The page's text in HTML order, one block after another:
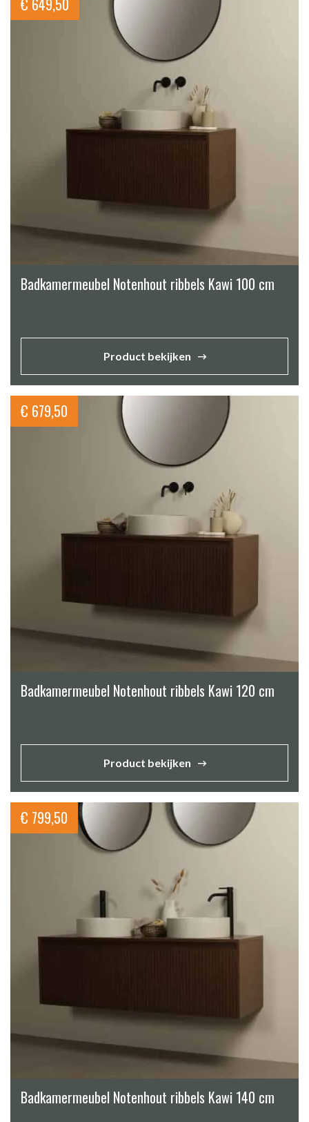
Badkamermeubel Notenhout ribbels Kawi 100 cm
Product bekijken
€ 679,50
Badkamermeubel Notenhout ribbels Kawi 120 cm
Product bekijken
€ 799,50
Badkamermeubel Notenhout ribbels Kawi 140 cm